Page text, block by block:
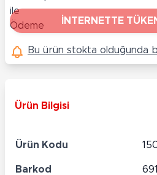
İNTERNETTE
Bu ürün stokta olduğunda
Ürün Bilgisi
Ürün Kodu
Barkod